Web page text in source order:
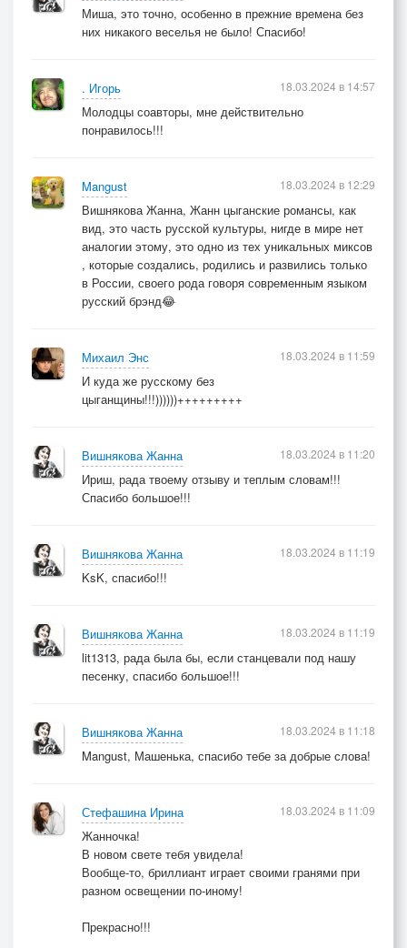
Миша, это точно, особенно в прежние времена без
них никакого веселья не было! Спасибо!
. Игорь
Молодцы соавторы, мне действительно
понравилось!!!
18.03.2024 в 14:57
Mangust
Вишнякова Жанна, Жанн цыганские романсы, как
вид, это часть русской культуры, нигде в мире нет
аналогии этому, это одно из тех уникальных миксов
, которые создались, родились и развились только
в России, своего рода говоря современным языком
русский брэнд😂
18.03.2024 в 12:29
Михаил Энс
И куда же русскому без
цыганщины!!!))))))+++++++++
18.03.2024 в 11:59
Вишнякова Жанна
Ириш, рада твоему отзыву и теплым словам!!!
Спасибо большое!!!
18.03.2024 в 11:20
Вишнякова Жанна
KsK, спасибо!!!
18.03.2024 в 11:19
Вишнякова Жанна
lit1313, рада была бы, если станцевали под нашу
песенку, спасибо большое!!!
18.03.2024 в 11:19
Вишнякова Жанна
Mangust, Машенька, спасибо тебе за добрые слова!
18.03.2024 в 11:18
Стефашина Ирина
Жанночка!
В новом свете тебя увидела!
Вообще-то, бриллиант играет своими гранями при
разном освещении по-иному!
Прекрасно!!!
18.03.2024 в 11:09